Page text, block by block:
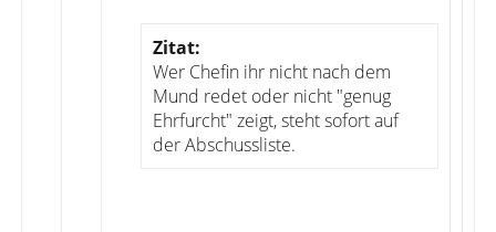
Zitat:
Wer Chefin ihr nicht nach dem
Mund redet oder nicht "genug
Ehrfurcht" zeigt, steht sofort auf
der Abschussliste.